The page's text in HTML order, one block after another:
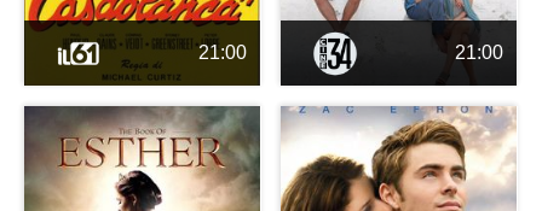
21:00 21:00